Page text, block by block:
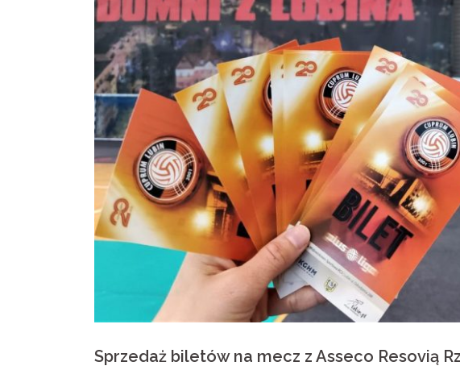
Sprzedaż biletów na mecz z Asseco Resovią